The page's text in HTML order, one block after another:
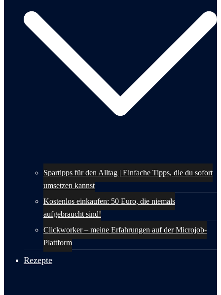
Spartipps für den Alltag | Einfache Tipps, die du sofort
umsetzen kannst
Kostenlos einkaufen: 50 Euro, die niemals
aufgebraucht sind!
Clickworker – meine Erfahrungen auf der Microjob-
Plattform
Rezepte